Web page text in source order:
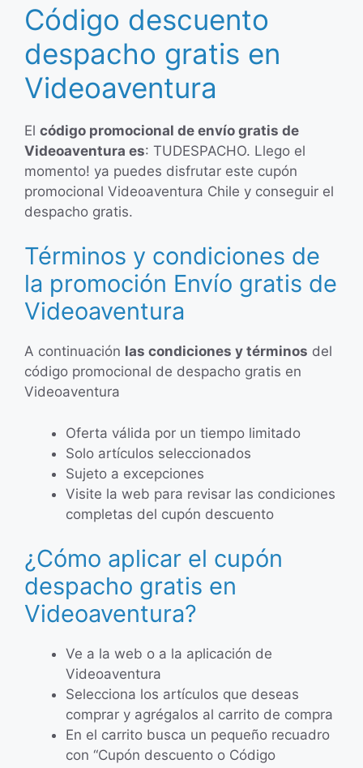
Código descuento
despacho gratis en
Videoaventura
El código promocional de envío gratis de
Videoaventura es: TUDESPACHO. Llego el
momento! ya puedes disfrutar este cupón
promocional Videoaventura Chile y conseguir el
despacho gratis.
Términos y condiciones de
la promoción Envío gratis de
Videoaventura
A continuación las condiciones y términos del
código promocional de despacho gratis en
Videoaventura
Oferta válida por un tiempo limitado
Solo artículos seleccionados
Sujeto a excepciones
Visite la web para revisar las condiciones
completas del cupón descuento
¿Cómo aplicar el cupón
despacho gratis en
Videoaventura?
Ve a la web o a la aplicación de
Videoaventura
Selecciona los artículos que deseas
comprar y agrégalos al carrito de compra
En el carrito busca un pequeño recuadro
con “Cupón descuento o Código